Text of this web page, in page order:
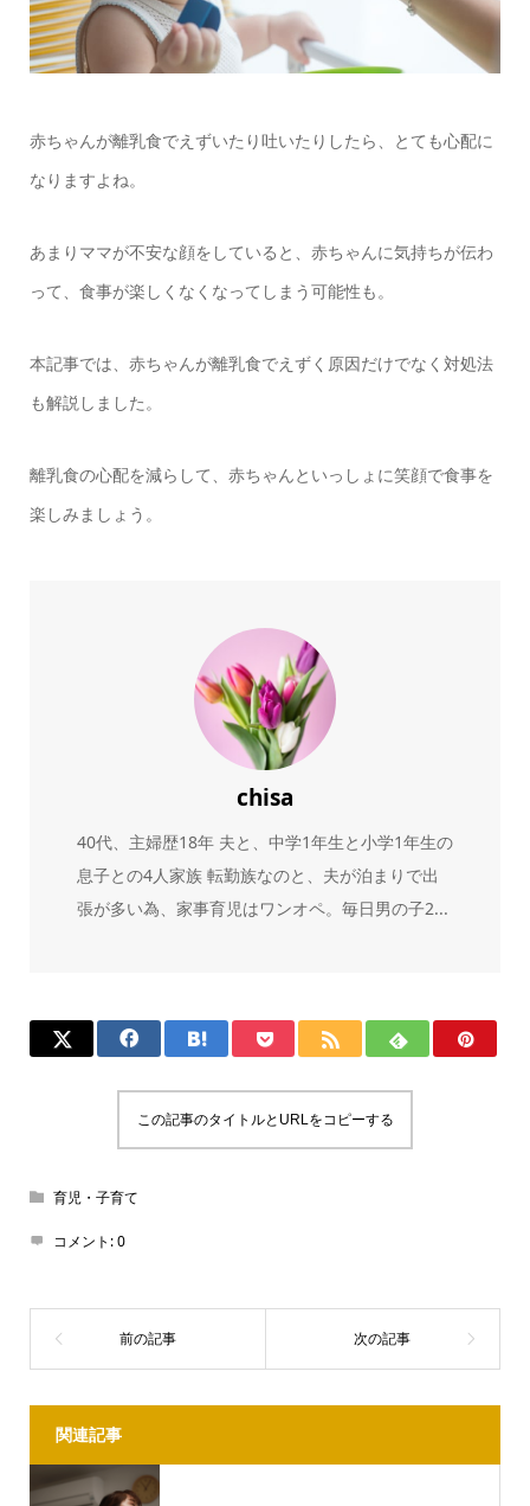
赤ちゃんが離乳食でえずいたり吐いたりしたら、とても心配に
なりますよね。
あまりママが不安な顔をしていると、赤ちゃんに気持ちが伝わ
って、食事が楽しくなくなってしまう可能性も。
本記事では、赤ちゃんが離乳食でえずく原因だけでなく対処法
も解説しました。
離乳食の心配を減らして、赤ちゃんといっしょに笑顔で食事を
楽しみましょう。
chisa
40代、主婦歴18年 夫と、中学1年生と小学1年生の
息子との4人家族 転勤族なのと、夫が泊まりで出
張が多い為、家事育児はワンオペ。毎日男の子2...
この記事のタイトルとURLをコピーする
育児・子育て
コメント:0
関連記事